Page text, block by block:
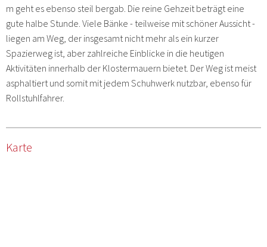
m geht es ebenso steil bergab. Die reine Gehzeit beträgt eine
gute halbe Stunde. Viele Bänke - teilweise mit schöner Aussicht -
liegen am Weg, der insgesamt nicht mehr als ein kurzer
Spazierweg ist, aber zahlreiche Einblicke in die heutigen
Aktivitäten innerhalb der Klostermauern bietet. Der Weg ist meist
asphaltiert und somit mit jedem Schuhwerk nutzbar, ebenso für
Rollstuhlfahrer.
Karte